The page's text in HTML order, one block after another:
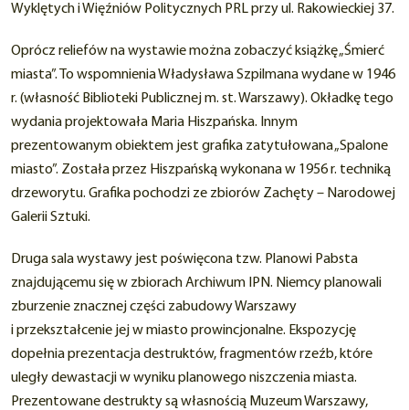
Wyklętych i Więźniów Politycznych PRL przy ul. Rakowieckiej 37.
Oprócz reliefów na wystawie można zobaczyć książkę „Śmierć
miasta”. To wspomnienia Władysława Szpilmana wydane w 1946
r. (własność Biblioteki Publicznej m. st. Warszawy). Okładkę tego
wydania projektowała Maria Hiszpańska. Innym
prezentowanym obiektem jest grafika zatytułowana „Spalone
miasto”. Została przez Hiszpańską wykonana w 1956 r. techniką
drzeworytu. Grafika pochodzi ze zbiorów Zachęty – Narodowej
Galerii Sztuki.
Druga sala wystawy jest poświęcona tzw. Planowi Pabsta
znajdującemu się w zbiorach Archiwum IPN. Niemcy planowali
zburzenie znacznej części zabudowy Warszawy
i przekształcenie jej w miasto prowincjonalne. Ekspozycję
dopełnia prezentacja destruktów, fragmentów rzeźb, które
uległy dewastacji w wyniku planowego niszczenia miasta.
Prezentowane destrukty są własnością Muzeum Warszawy,